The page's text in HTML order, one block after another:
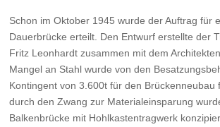
Schon im Oktober 1945 wurde der Auftrag für
Dauerbrücke erteilt. Den Entwurf erstellte der
Fritz Leonhardt zusammen mit dem
Mangel an Stahl wurde von den
Kontingent von 3.600t für den Brückenneubau
durch den Zwang zur Materialeinsparung
Balkenbrücke mit Hohlkastentragwerk